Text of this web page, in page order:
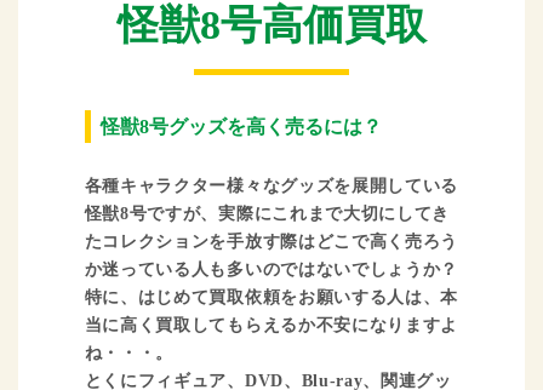
怪獣8号高価買取
怪獣8号グッズを高く売るには？
各種キャラクター様々なグッズを展開している
怪獣8号ですが、実際にこれまで大切にしてき
たコレクションを手放す際はどこで高く売ろう
か迷っている人も多いのではないでしょうか？
特に、はじめて買取依頼をお願いする人は、本
当に高く買取してもらえるか不安になりますよ
ね・・・。
とくにフィギュア、DVD、Blu-ray、関連グッ